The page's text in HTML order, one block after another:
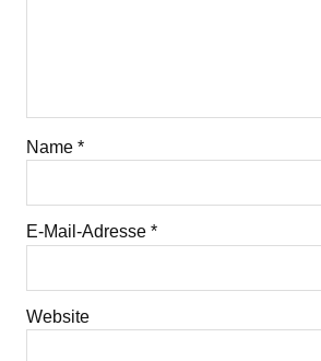
Name *
E-Mail-Adresse *
Website